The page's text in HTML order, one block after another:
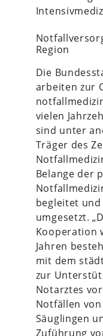
Region
Die
arbeiten zur
vielen
sind unter
Träger des
Belange der
begleitet
umgesetzt.
Kooperation
Jahren
mit dem
zur
Notarztes
Notfällen
Säuglingen
Zuführung